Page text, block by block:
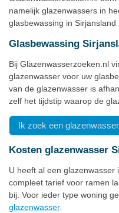
namelijk glazenwassers in
glasbewassing in
Glasbewassing
Bij Glazenwasserzoeken.nl
glazenwasser voor uw
van de glazenwasser is
zelf het tijdstip waarop de
Ik zoek een glazenwasser
Kosten glazenwasser
U heeft al een glazenwasser
compleet tarief voor ramen
bij. Voor ieder type woning
glazenwasser.